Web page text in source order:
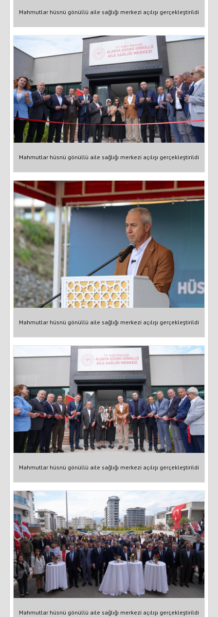
Mahmutlar hüsnü gönüllü aile sağlığı merkezi açılışı gerçekleştirildi
Mahmutlar hüsnü gönüllü aile sağlığı merkezi açılışı gerçekleştirildi
Mahmutlar hüsnü gönüllü aile sağlığı merkezi açılışı gerçekleştirildi
Mahmutlar hüsnü gönüllü aile sağlığı merkezi açılışı gerçekleştirildi
Mahmutlar hüsnü gönüllü aile sağlığı merkezi açılışı gerçekleştirildi